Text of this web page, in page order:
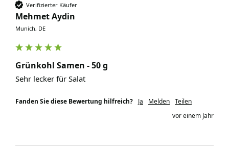
Verifizierter Käufer
Mehmet Aydin
Munich, DE
Grünkohl Samen - 50 g
Sehr lecker für Salat
Fanden Sie diese Bewertung hilfreich? Ja Melden Teilen
vor einem Jahr